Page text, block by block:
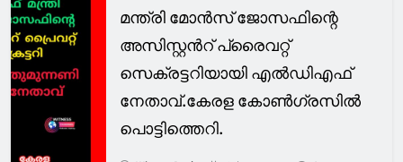
മന്ത്രി മോൻസ് ജോസഫിന്റെ
അസിസ്റ്റൻറ് പ്രൈവറ്റ്
സെക്രട്ടറിയായി എൽഡിഎഫ്
നേതാവ്.കേരള കോൺഗ്രസിൽ
പൊട്ടിത്തെറി.